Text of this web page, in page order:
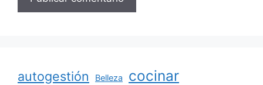
autogestión Belleza cocinar